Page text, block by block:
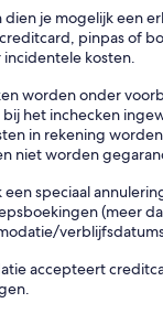
dien je mogelijk een
pinpas of
kosten.
worden onder
het inchecken
in rekening
niet worden
speciaal
(meer
accepteert